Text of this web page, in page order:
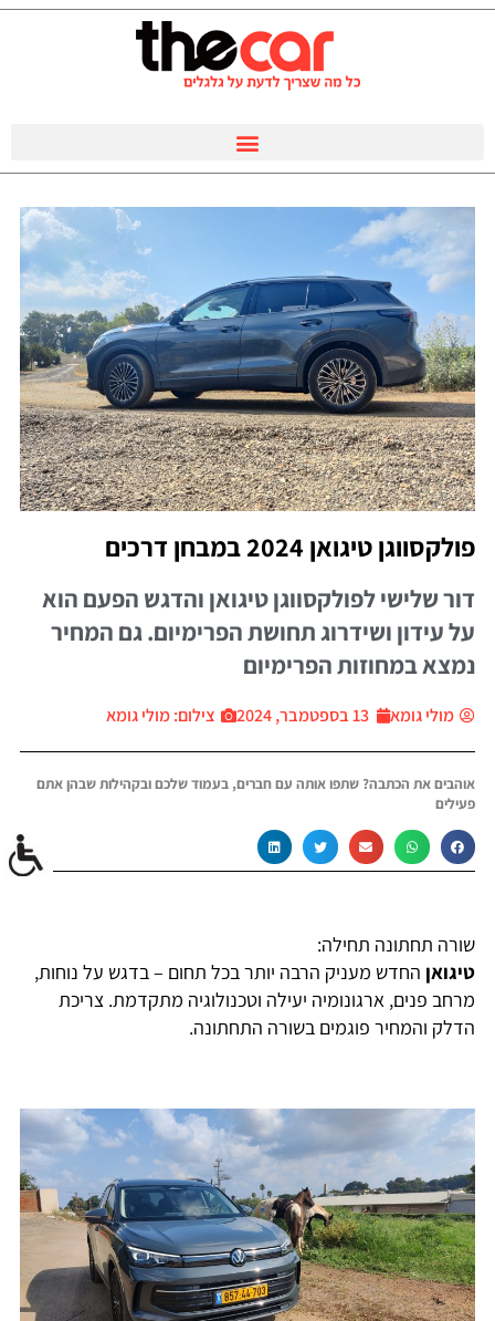
פולקסווגן טיגואן 2024 במבחן דרכים
דור שלישי לפולקסווגן טיגואן והדגש הפעם הוא
על עידון ושידרוג תחושת הפרימיום. גם המחיר
נמצא במחוזות הפרימיום
מולי גומא 13 בספטמבר, 2024 צילום: מולי גומא
אוהבים את הכתבה? שתפו אותה עם חברים, בעמוד שלכם ובקהילות שבהן אתם
פעילים
שורה תחתונה תחילה:
טיגואן החדש מעניק הרבה יותר בכל תחום – בדגש על נוחות,
מרחב פנים, ארגונומיה יעילה וטכנולוגיה מתקדמת. צריכת
הדלק והמחיר פוגמים בשורה התחתונה.